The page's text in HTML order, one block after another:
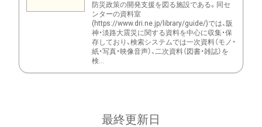
防災政策の開発支援を図る施設である。同セ
ンターの資料室
(https://www.dri.ne.jp/library/guide/)では、阪
神・淡路大震災に関する資料を中心に収集・保
存しており、検索システムでは一次資料（モノ・
紙・写真・映像音声）、二次資料（図書・雑誌）を
検...
最終更新日